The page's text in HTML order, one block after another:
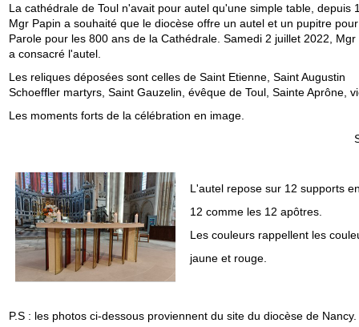
La cathédrale de Toul n'avait pour autel qu'une simple table, depuis
Mgr Papin a souhaité que le diocèse offre un autel et un pupitre
Parole pour les 800 ans de la Cathédrale. Samedi 2 juillet 2022, Mgr
a consacré l'autel.
Les reliques déposées sont celles de Saint Etienne, Saint Augustin
Schoeffler martyrs, Saint Gauzelin, évêque de Toul, Sainte Aprône,
Les moments forts de la célébration en image.
L'autel repose sur 12 supports
12 comme les 12 apôtres.
Les couleurs rappellent les
jaune et rouge.
P.S : les photos ci-dessous proviennent du site du diocèse de Nancy.